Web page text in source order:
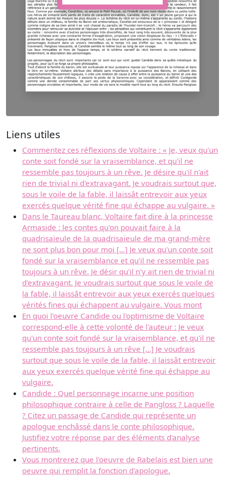
Liens utiles
Commentez ces réflexions de Voltaire : « Je, veux qu'un
conte soit fondé sur la vraisemblance, et qu'il ne
ressemble pas toujours à un rêve. Je désire qu'il n'ait
rien de trivial ni d'extravagant. Je voudrais surtout que,
sous le voile de la fable, il laissât entrevoir aux yeux
exercés quelque vérité fine qui échappe au vulgaire. »
Dans le Taureau blanc, Voltaire fait dire à la princesse
Armaside : les contes qu'on pouvait faire à la
quadrisaïeule de la quadrisaïeule de ma grand-mère
ne sont plus bon pour moi [...] Je veux qu'un conte soit
fondé sur la vraisemblance et qu'il ne ressemble pas
toujours à un rêve. Je désir qu'il n'y ait rien de trivial ni
d'extravagant. Je voudrais surtout que sous le voile de
la fable, il laissât entrevoir aux yeux exercés quelques
vérités fines qui échappent au vulgaire. Vous mont
En quoi l'oeuvre Candide ou l'optimisme de Voltaire
correspond-elle à cette volonté de l'auteur : Je veux
qu'un conte soit fondé sur la vraisemblance, et qu'il ne
ressemble pas toujours à un rêve [...] Je voudrais
surtout que sous le voile de la fable, il laissât entrevoir
aux yeux exercés quelque vérité fine qui échappe au
vulgaire.
Candide : Quel personnage incarne une position
philosophique contraire à celle de Pangloss ? Laquelle
? Citez un passage de Candide qui représente un
apologue enchâssé dans le conte philosophique.
Justifiez votre réponse par des éléments d'analyse
pertinents.
Vous montrerez que l'oeuvre de Rabelais est bien une
oeuvre qui remplit la fonction d'apologue.